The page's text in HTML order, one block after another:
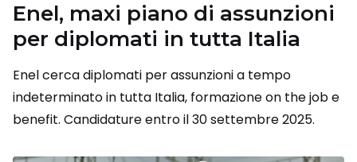
Enel, maxi piano di assunzioni
per diplomati in tutta Italia
Enel cerca diplomati per assunzioni a tempo
indeterminato in tutta Italia, formazione on the job e
benefit. Candidature entro il 30 settembre 2025.